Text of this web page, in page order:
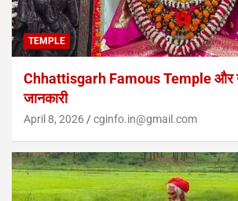
TEMPLE
Chhattisgarh Famous Temple और
जानकारी
April 8, 2026 cginfo.in@gmail.com